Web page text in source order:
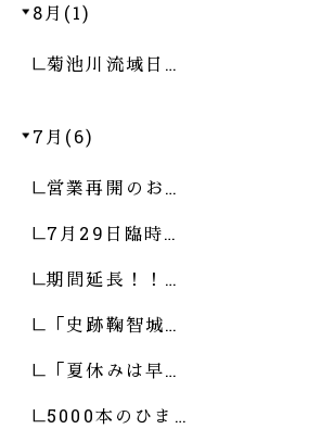
8月(1)
菊池川流域日…
7月(6)
営業再開のお…
7月29日臨時…
期間延長！！…
「史跡鞠智城…
「夏休みは早…
5000本のひま…